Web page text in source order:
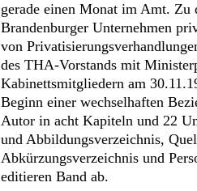
gerade einen Monat im Amt.
Brandenburger Unternehmen
von
des THA-Vorstands mit
Kabinettsmitgliedern am
Beginn einer wechselhaften
Autor in acht Kapiteln und 22
und Abbildungsverzeichnis,
Abkürzungsverzeichnis und
editieren Band ab.